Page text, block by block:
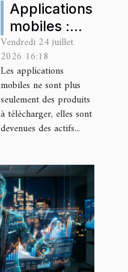
Applications
mobiles :
nouveau
terrain de
jeu des
stratégies
de backlinks
Vendredi 24 juillet
2026 16:18
Les applications
mobiles ne sont plus
seulement des produits
à télécharger, elles sont
devenues des actifs...